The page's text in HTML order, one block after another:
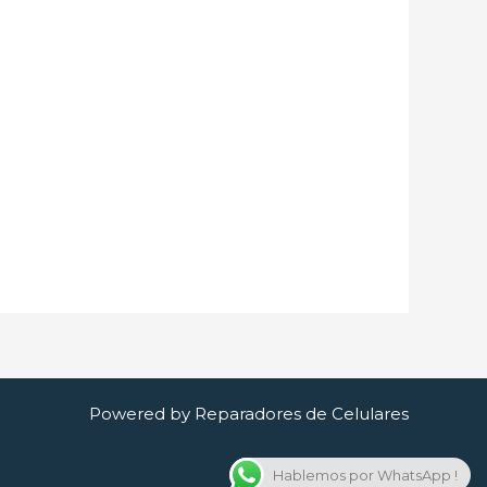
Powered by Reparadores de Celulares
Hablemos por WhatsApp !